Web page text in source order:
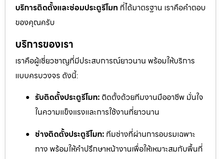
บริการติดตั้งและซ่อมประตูรีโมท ที่ได้มาตรฐาน เราคือคำตอบ
ของคุณครับ
บริการของเรา
เราคือผู้เชี่ยวชาญที่มีประสบการณ์ยาวนาน พร้อมให้บริการ
แบบครบวงจร ดังนี้:
รับติดตั้งประตูรีโมท: ติดตั้งด้วยทีมงานมืออาชีพ มั่นใจ
ในความแข็งแรงและการใช้งานที่ยาวนาน
ช่างติดตั้งประตูรีโมท: ทีมช่างที่ผ่านการอบรมเฉพาะ
ทาง พร้อมให้คำปรึกษาหน้างานเพื่อให้เหมาะสมกับพื้นที่